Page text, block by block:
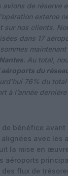
avions de réserve
externe
sur nos clients.
dans 17
. Au total,
du
76% du
à l’année dernière
bénéfice avant
avec les
la mise en
aéroports
flux de